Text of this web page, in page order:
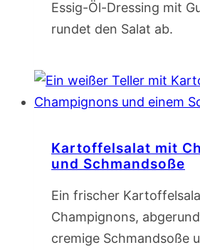
Essig-Öl-Dressing mit
rundet den Salat ab.
Kartoffelsalat mit
und Schmandsoße
Ein frischer
Champignons,
cremige Schmandsoße